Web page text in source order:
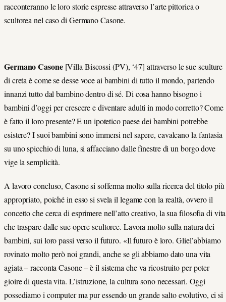
racconteranno le loro storie espresse attraverso l’arte pittorica o
scultorea nel caso di Germano Casone.
Germano Casone[Villa Biscossi (PV), ‘47] attraverso le sue sculture
di creta è come se desse voce ai bambini di tutto il mondo, partendo
innanzi tutto dal bambino dentro di sé. Di cosa hanno bisogno i
bambini d’oggi per crescere e diventare adulti in modo corretto? Come
è fatto il loro presente? E un ipotetico paese dei bambini potrebbe
esistere? I suoi bambini sono immersi nel sapere, cavalcano la fantasia
su uno spicchio di luna, si affacciano dalle finestre di un borgo dove
vige la semplicità.
A lavoro concluso, Casone si sofferma molto sulla ricerca del titolo più
appropriato, poiché in esso si svela il legame con la realtà, ovvero il
concetto che cerca di esprimere nell’atto creativo, la sua filosofia di vita
che traspare dalle sue opere scultoree. Lavora molto sulla natura dei
bambini, sui loro passi verso il futuro. «Il futuro è loro. Gliel’abbiamo
rovinato molto però noi grandi, anche se gli abbiamo dato una vita
agiata – racconta Casone – è il sistema che va ricostruito per poter
gioire di questa vita. L’istruzione, la cultura sono necessari. Oggi
possediamo i computer ma pur essendo un grande salto evolutivo, ci si